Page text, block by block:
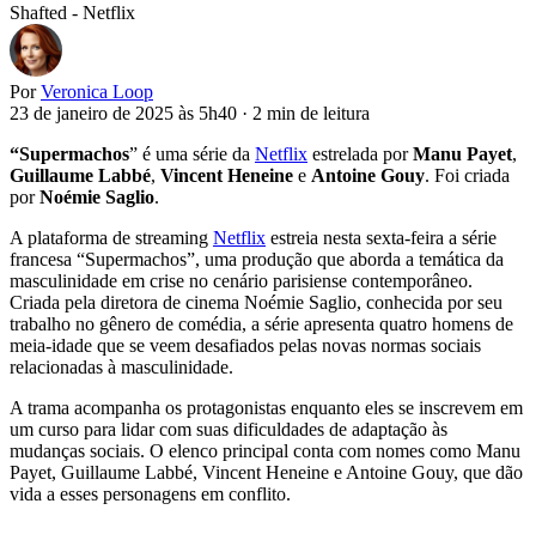
Shafted - Netflix
Por Veronica Loop
23 de janeiro de 2025 às 5h40 · 2 min de leitura
“Supermachos” é uma série da Netflix estrelada porManu Payet,
Guillaume Labbé, Vincent Heneine e Antoine Gouy. Foi criada
porNoémie Saglio.
A plataforma de streaming Netflix estreia nesta sexta-feira a série
francesa “Supermachos”, uma produção que aborda a temática da
masculinidade em crise no cenário parisiense contemporâneo.
Criada pela diretora de cinema Noémie Saglio, conhecida por seu
trabalho no gênero de comédia, a série apresenta quatro homens de
meia-idade que se veem desafiados pelas novas normas sociais
relacionadas à masculinidade.
A trama acompanha os protagonistas enquanto eles se inscrevem em
um curso para lidar com suas dificuldades de adaptação às
mudanças sociais. O elenco principal conta com nomes como Manu
Payet, Guillaume Labbé, Vincent Heneine e Antoine Gouy, que dão
vida a esses personagens em conflito.